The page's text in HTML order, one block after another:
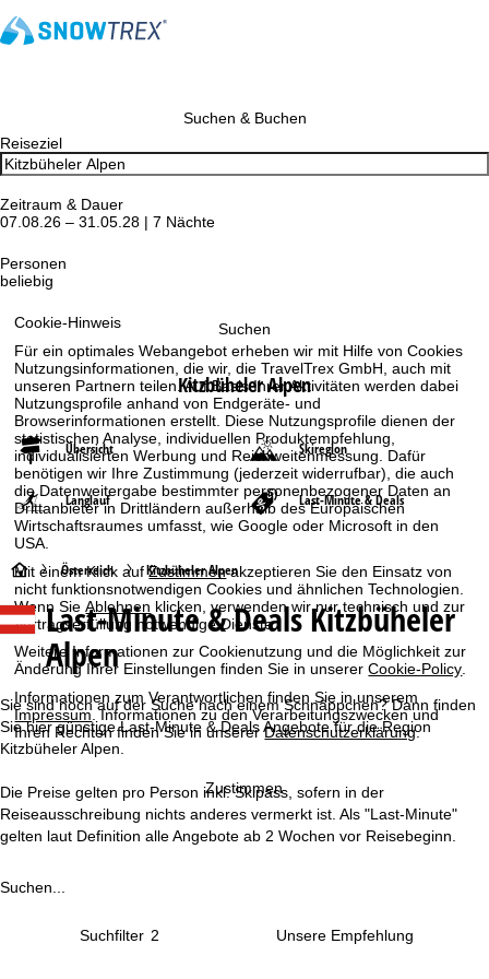
Cookie-Hinweis
Für ein optimales Webangebot erheben wir mit Hilfe von Cookies
Nutzungsinformationen, die wir, die TravelTrex GmbH, auch mit
unseren Partnern teilen. Auf Basis Ihrer Aktivitäten werden dabei
Nutzungsprofile anhand von Endgeräte- und
Browserinformationen erstellt. Diese Nutzungsprofile dienen der
statistischen Analyse, individuellen Produktempfehlung,
individualisierten Werbung und Reichweitenmessung. Dafür
benötigen wir Ihre Zustimmung (jederzeit widerrufbar), die auch
die Datenweitergabe bestimmter personenbezogener Daten an
Drittanbieter in Drittländern außerhalb des Europäischen
Wirtschaftsraumes umfasst, wie Google oder Microsoft in den
USA.
Mit einem Klick aufZustimmenakzeptieren Sie den Einsatz von
nicht funktionsnotwendigen Cookies und ähnlichen Technologien.
Wenn SieAblehnen klicken, verwenden wir nur technisch und zur
Vertragserfüllung notwendige Dienste.
Weitere Informationen zur Cookienutzung und die Möglichkeit zur
Änderung Ihrer Einstellungen finden Sie in unsererCookie-Policy
Informationen zum Verantwortlichen finden Sie in unserem
Impressum . Informationen zu den Verarbeitungszwecken und
Ihren Rechten finden Sie in unsererDatenschutzerklärung.
Zustimmen
Suchen & Buchen
Reiseziel
Zeitraum & Dauer
07.08.26 – 31.05.28 | 7 Nächte
Personen
beliebig
Suchen
Kitzbüheler Alpen
Übersicht Skiregion
Langlauf Last-Minute & Deals
S
t
a
r
t
s
e
i
Österreich Kitzbüheler Alpen
Last-Minute & Deals Kitzbüheler
Alpen
Sie sind noch auf der Suche nach einem Schnäppchen? Dann finden
Sie hier günstige Last-Minute & Deals Angebote für die Region
Kitzbüheler Alpen.
Die Preise gelten pro Person inkl. Skipass, sofern in der
Reiseausschreibung nichts anderes vermerkt ist. Als "Last-Minute"
gelten laut Definition alle Angebote ab 2 Wochen vor Reisebeginn.
Suchen...
Suchfilter 2